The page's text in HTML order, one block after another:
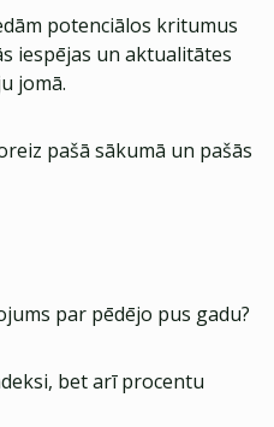
potenciālos kritumus
iespējas un aktualitātes
jomā.
pašā sākumā un pašās
par pēdējo pus gadu?
bet arī procentu